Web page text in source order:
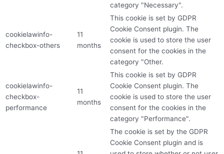
category "Necessary".
cookielawinfo-
checkbox-others
11
months
This cookie is set by GDPR
Cookie Consent plugin. The
cookie is used to store the user
consent for the cookies in the
category "Other.
cookielawinfo-
checkbox-
performance
11
months
This cookie is set by GDPR
Cookie Consent plugin. The
cookie is used to store the user
consent for the cookies in the
category "Performance".
The cookie is set by the GDPR
Cookie Consent plugin and is